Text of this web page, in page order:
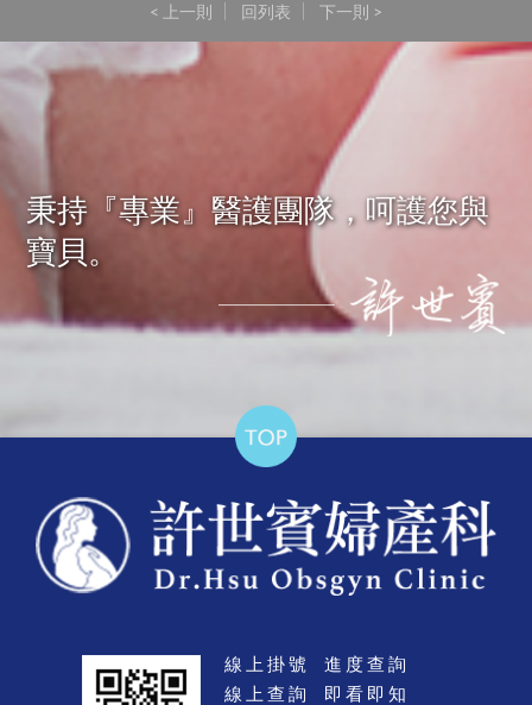
< 上一則 回列表 下一則 >
秉持『專業』醫護團隊，呵護您與
寶貝。
線上掛號 進度查詢
線上查詢 即看即知